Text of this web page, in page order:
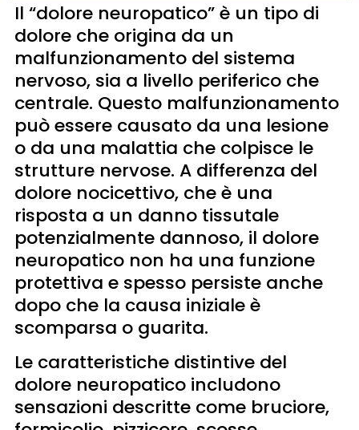
Il “dolore neuropatico” è un tipo di
dolore che origina da un
malfunzionamento del sistema
nervoso, sia a livello periferico che
centrale. Questo malfunzionamento
può essere causato da una lesione
o da una malattia che colpisce le
strutture nervose. A differenza del
dolore nocicettivo, che è una
risposta a un danno tissutale
potenzialmente dannoso, il dolore
neuropatico non ha una funzione
protettiva e spesso persiste anche
dopo che la causa iniziale è
scomparsa o guarita.
Le caratteristiche distintive del
dolore neuropatico includono
sensazioni descritte come bruciore,